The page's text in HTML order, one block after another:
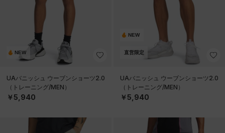
NEW
UAバニッシュ ウーブンショーツ2.0
（トレーニング/MEN）
￥5,940
NEW
直営限定
UAバニッシュ ウーブンショーツ2.0
（トレーニング/MEN）
￥5,940